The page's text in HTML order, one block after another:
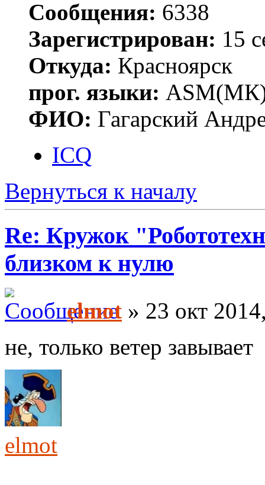
Сообщения: 6338
Зарегистрирован: 15
Откуда: Красноярск
прог. языки:
ФИО: Гагарский
ICQ
Вернуться к началу
Re: Кружок
близком к нулю
elmot » 23 окт
не, только ветер завывает
elmot